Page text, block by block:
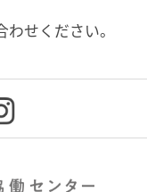
せください。